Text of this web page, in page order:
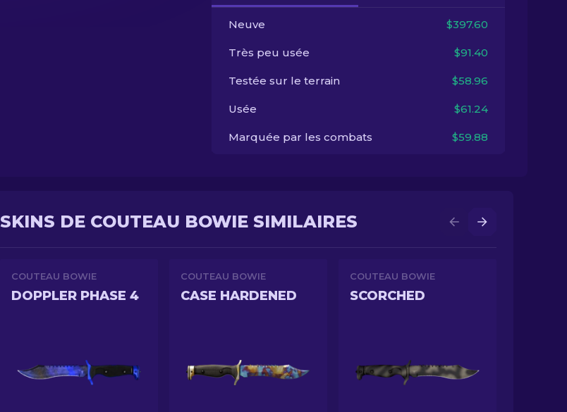
Neuve $397.60
Très peu usée $91.40
Testée sur le terrain $58.96
Usée $61.24
Marquée par les combats $59.88
SKINS DE COUTEAU BOWIE SIMILAIRES
COUTEAU BOWIE
DOPPLER PHASE 4
COUTEAU BOWIE
CASE HARDENED
COUTEAU BOWIE
SCORCHED